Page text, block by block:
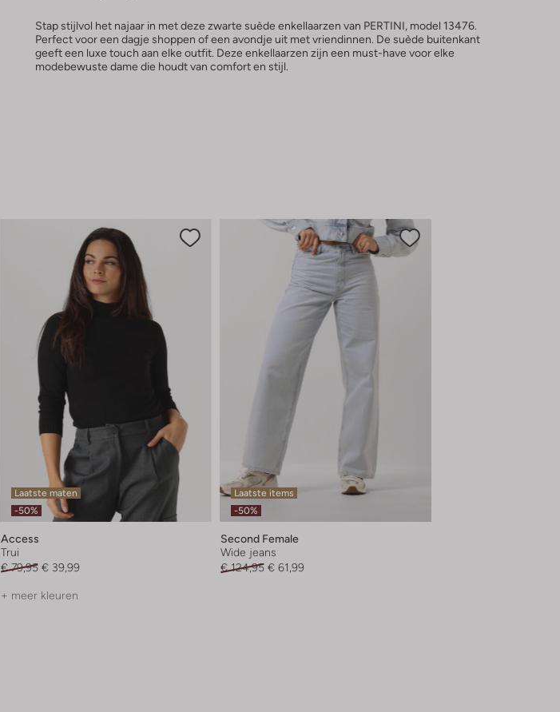
Stap stijlvol het najaar in met deze zwarte suède enkellaarzen van PERTINI, model 13476.
Perfect voor een dagje shoppen of een avondje uit met vriendinnen. De suède buitenkant
geeft een luxe touch aan elke outfit. Deze enkellaarzen zijn een must-have voor elke
modebewuste dame die houdt van comfort en stijl.
Laatste maten
-50%
Access
Trui
€ 79,95 € 39,99
+ meer kleuren
Laatste items
-50%
Second Female
Wide jeans
€ 124,95 € 61,99